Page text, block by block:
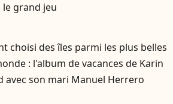
grand jeu
choisi des îles parmi les plus belles
: l'album de vacances de Karin
avec son mari Manuel Herrero